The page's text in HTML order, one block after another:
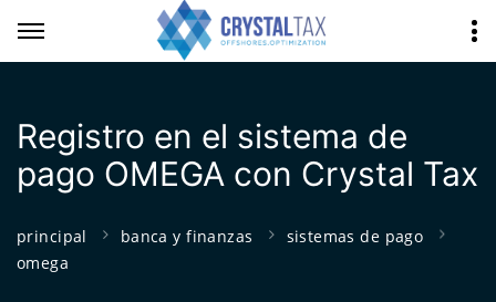
Registro en el sistema de
pago OMEGA con Crystal Tax
principal banca y finanzas
sistemas de pago
omega